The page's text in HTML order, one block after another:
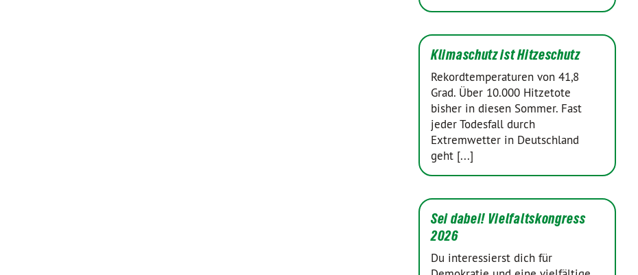
Klimaschutz ist Hitzeschutz
Rekordtemperaturen von 41,8
Grad. Über 10.000 Hitzetote
bisher in diesen Sommer. Fast
jeder Todesfall durch
Extremwetter in Deutschland
geht [...]
Sei dabei! Vielfaltskongress
2026
Du interessierst dich für